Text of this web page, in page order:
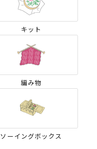
キット
編み物
ソーイングボックス